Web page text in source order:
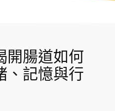
開腸道如何
、記憶與行